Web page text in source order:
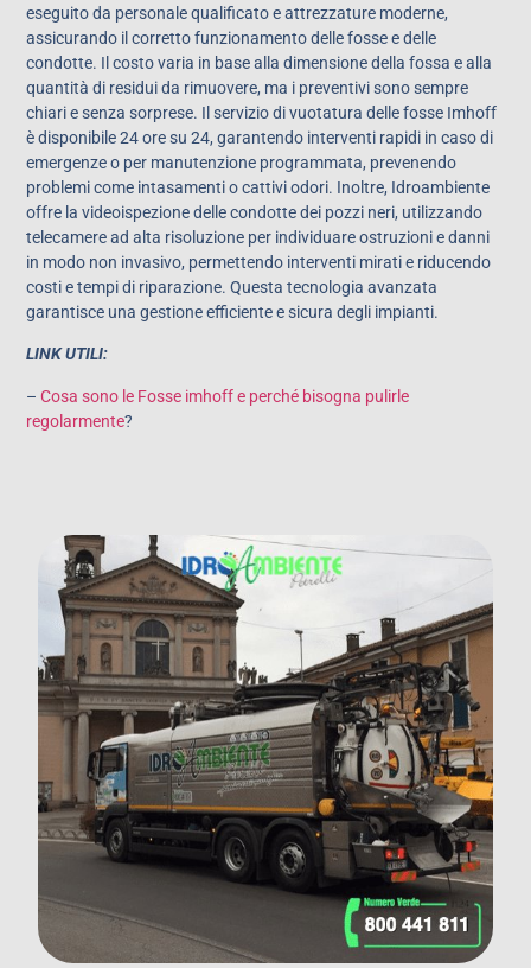
eseguito da personale qualificato e attrezzature moderne,
assicurando il corretto funzionamento delle fosse e delle
condotte. Il costo varia in base alla dimensione della fossa e alla
quantità di residui da rimuovere, ma i preventivi sono sempre
chiari e senza sorprese. Il servizio di vuotatura delle fosse Imhoff
è disponibile 24 ore su 24, garantendo interventi rapidi in caso di
emergenze o per manutenzione programmata, prevenendo
problemi come intasamenti o cattivi odori. Inoltre, Idroambiente
offre la videoispezione delle condotte dei pozzi neri, utilizzando
telecamere ad alta risoluzione per individuare ostruzioni e danni
in modo non invasivo, permettendo interventi mirati e riducendo
costi e tempi di riparazione. Questa tecnologia avanzata
garantisce una gestione efficiente e sicura degli impianti.
LINK UTILI:
–Cosa sono le Fosse imhoff e perché bisogna pulirle
regolarmente?